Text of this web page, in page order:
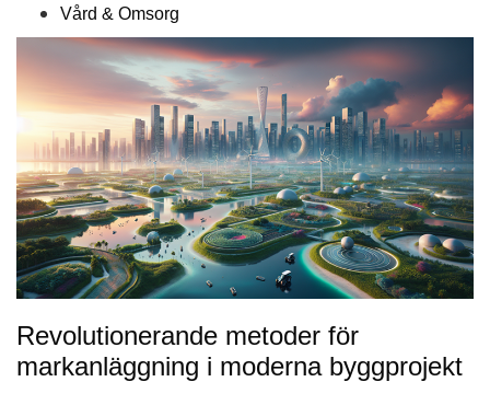
Vård & Omsorg
Revolutionerande metoder för
markanläggning i moderna byggprojekt